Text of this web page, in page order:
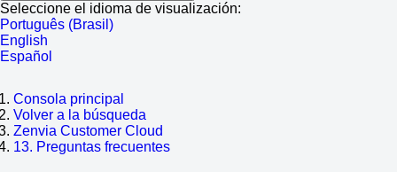
Seleccione el idioma de visualización:
Português (Brasil)
English
Español
Consola principal
Volver a la búsqueda
Zenvia Customer Cloud
13. Preguntas frecuentes